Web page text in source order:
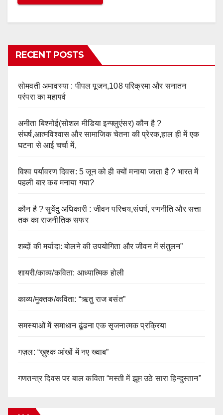
RECENT POSTS
सोमवती अमावस्या : पीपल पूजन,108 परिक्रमा और सनातन
परंपरा का महापर्व
अनीता बिश्नोई(सोशल मीडिया इन्फ्लुएंसर) कौन है ?
संघर्ष,आत्मविश्वास और सामाजिक चेतना की प्रेरक,हाल ही में एक
घटना से आई चर्चा में,
विश्व पर्यावरण दिवस: 5 जून को ही क्यों मनाया जाता है ? भारत में
पहली बार कब मनाया गया?
कौन है ? सुवेंदु अधिकारी : जीवन परिचय,संघर्ष, रणनीति और सत्ता
तक का राजनीतिक सफर
शब्दों की मर्यादा: बोलने की उपयोगिता और जीवन में संतुलन”
शायरी/काव्य/कविता: आध्यात्मिक होली
काव्य/मुक्तक/कविता: “ऋतु राज बसंत”
समस्याओं में समाधान ढूंढना एक सृजनात्मक प्रक्रिया
गज़ल: “ख़ुश्क आंखों में नए ख्वाब”
गणतन्त्र दिवस पर बाल कविता “मस्ती में झूम उठे सारा हिन्दुस्तान”